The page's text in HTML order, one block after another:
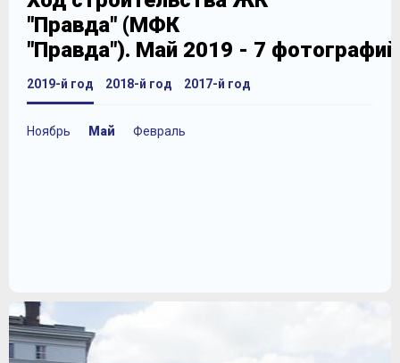
"Правда" (МФК
"Правда"). Май 2019 - 7 фотографий
2019-й год
Ноябрь Май Февраль
2018-й год 2017-й год